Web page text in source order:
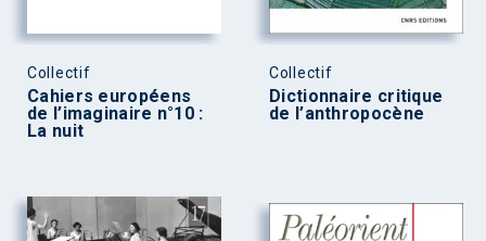
Collectif
Cahiers européens
de l’imaginaire n°10 :
La nuit
Collectif
Dictionnaire critique
de l’anthropocène